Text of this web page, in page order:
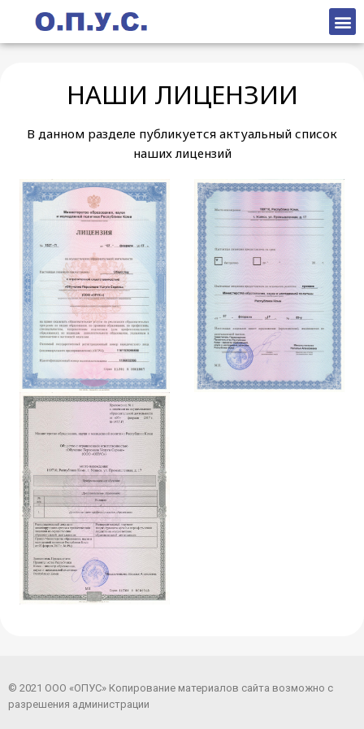
НАШИ ЛИЦЕНЗИИ
В данном разделе публикуется актуальный список
наших лицензий
© 2021 ООО «ОПУС» Копирование материалов сайта возможно с
разрешения администрации